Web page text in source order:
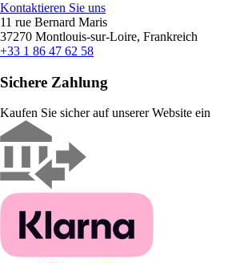
Kontaktieren Sie uns
11 rue Bernard Maris
37270 Montlouis-sur-Loire, Frankreich
+33 1 86 47 62 58
Sichere Zahlung
Kaufen Sie sicher auf unserer Website ein